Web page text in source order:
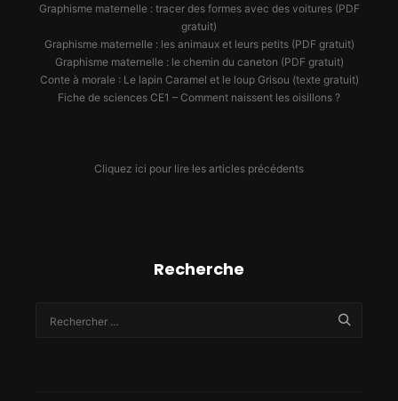
Graphisme maternelle : tracer des formes avec des voitures (PDF
gratuit)
Graphisme maternelle : les animaux et leurs petits (PDF gratuit)
Graphisme maternelle : le chemin du caneton (PDF gratuit)
Conte à morale : Le lapin Caramel et le loup Grisou (texte gratuit)
Fiche de sciences CE1 – Comment naissent les oisillons ?
Cliquez ici pour lire les articles précédents
Recherche